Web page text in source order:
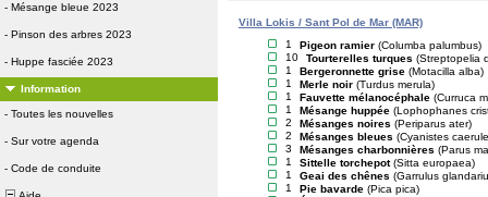
- Mésange bleue 2023
- Pinson des arbres 2023
- Huppe fasciée 2023
Information
- Toutes les nouvelles
- Sur votre agenda
- Code de conduite
Villa Lokis / Sant Pol de Mar (MAR)
1
Pigeon ramier (Columba palumbus)
10
Tourterelles turques (Streptopelia
1
Bergeronnette grise (Motacilla alba)
1
Merle noir (Turdus merula)
1
Fauvette mélanocéphale (Curruca
1
Mésange huppée (Lophophanes
2
Mésanges noires (Periparus ater)
2
Mésanges bleues (Cyanistes
3
Mésanges charbonnières (Parus
1
Sittelle torchepot (Sitta europaea)
1
Geai des chênes (Garrulus
1
Pie bavarde (Pica pica)